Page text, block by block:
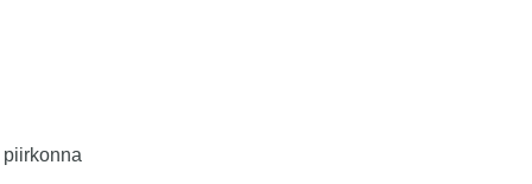
piirkonna